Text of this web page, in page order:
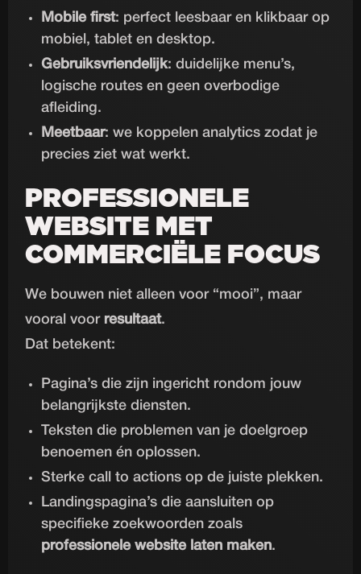
Mobile first: perfect leesbaar en klikbaar op
mobiel, tablet en desktop.
Gebruiksvriendelijk: duidelijke menu’s,
logische routes en geen overbodige
afleiding.
Meetbaar: we koppelen analytics zodat je
precies ziet wat werkt.
PROFESSIONELE
WEBSITE MET
COMMERCIËLE FOCUS
We bouwen niet alleen voor “mooi”, maar
vooral voor resultaat.
Dat betekent:
Pagina’s die zijn ingericht rondom jouw
belangrijkste diensten.
Teksten die problemen van je doelgroep
benoemen én oplossen.
Sterke call to actions op de juiste plekken.
Landingspagina’s die aansluiten op
specifieke zoekwoorden zoals
professionele website laten maken.